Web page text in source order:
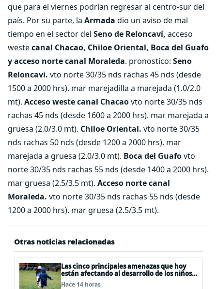
que para el viernes podrían regresar al centro-sur del
país. Por su parte, la Armada dio un aviso de mal
tiempo en el sector del Seno de Reloncaví, acceso
westecanal Chacao, Chiloe Oriental, Boca del Guafo
y acceso norte canal Moraleda. pronostico: Seno
Reloncavi. vto norte 30/35 nds rachas 45 nds (desde
1500 a 2000 hrs). mar marejadilla a marejada (1.0/2.0
mt). Acceso weste canal Chacaovto norte 30/35 nds
rachas 45 nds (desde 1600 a 2000 hrs). mar marejada a
gruesa (2.0/3.0 mt). Chiloe Oriental. vto norte 30/35
nds rachas 50 nds (desde 1200 a 2000 hrs). mar
marejada a gruesa (2.0/3.0 mt). Boca del Guafovto
norte 30/35 nds rachas 55 nds (desde 1400 a 2000 hrs).
mar gruesa (2.5/3.5 mt). Acceso norte canal
Moraleda. vto norte 30/35 nds rachas 55 nds (desde
1200 a 2000 hrs). mar gruesa (2.5/3.5 mt).
Otras noticias relacionadas
Las cinco principales amenazas que hoy
están afectando al desarrollo de los niños
en Chile
Hace 14 horas